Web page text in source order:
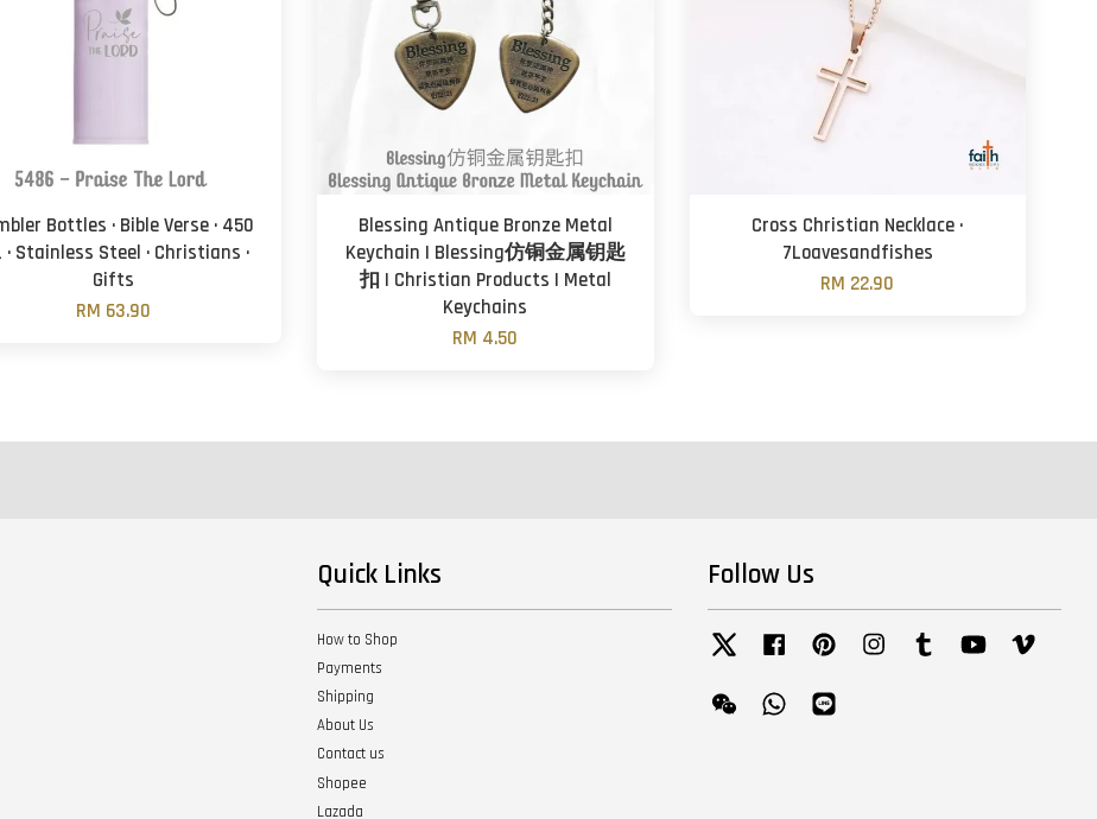
Bottles · Bible Verse · 450
· Stainless Steel · Christians ·
Gifts
RM 63.90
Blessing Antique Bronze Metal
Keychain | Blessing仿铜金属钥匙
扣 | Christian Products | Metal
Keychains
RM 4.50
Cross Christian Necklace ·
7Loavesandfishes
RM 22.90
Quick Links
How to Shop
Payments
Shipping
About Us
Contact us
Shopee
Lazada
Follow Us
Twitter Facebook Pinterest InstagramTumblr YouTube
Wechat Whatsapp